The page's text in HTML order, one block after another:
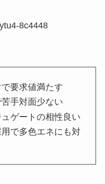
8c4448
要求値満たす
手対面少ない
ゲートの相性良い
で多色エネにも対